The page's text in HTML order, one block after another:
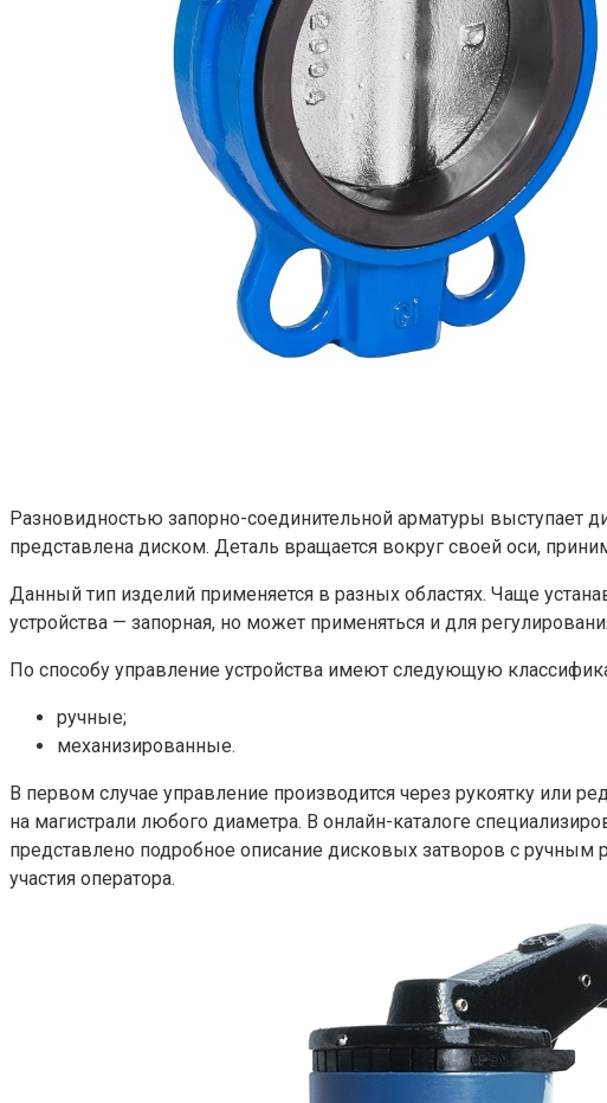
Разновидностью запорно-соединительной арматуры выступает
представлена диском. Деталь вращается вокруг своей оси,
Данный тип изделий применяется в разных областях. Чаще
устройства — запорная, но может применяться и для
По способу управление устройства имеют следующую
ручные;
механизированные.
В первом случае управление производится через рукоятку или
на магистрали любого диаметра. В онлайн-каталоге
представлено подробное описание дисковых затворов с ручным
участия оператора.